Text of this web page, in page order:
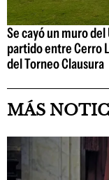
Se cayó un muro
partido entre Cerro
del Torneo Clausura
MÁS